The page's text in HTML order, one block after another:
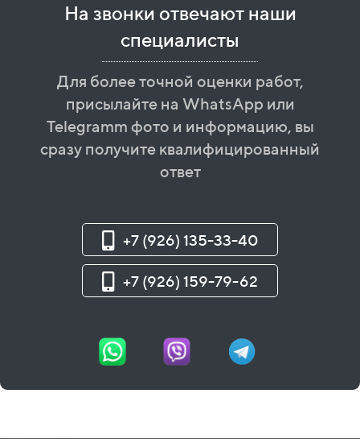
На звонки отвечают наши
специалисты
Для более точной оценки работ,
присылайте на WhatsApp или
Telegramm фото и информацию, вы
сразу получите квалифицированный
ответ
+7 (926) 135-33-40
+7 (926) 159-79-62